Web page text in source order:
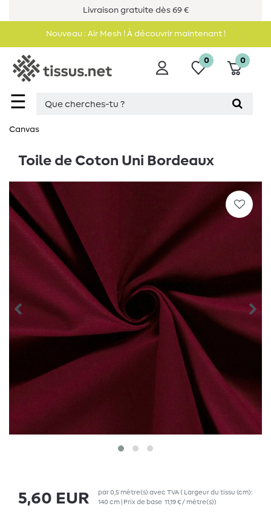
Livraison gratuite dès 69 €
Nouveau : Air Mesh ! À découvrir maintenant !
☰
0 0
Canvas
Toile de Coton Uni Bordeaux
5,60 EUR par0,5 mètre(s) avec TVA( Largeur du tissu (cm):
140 cm | Prix de base 11,19 € / mètre(s))